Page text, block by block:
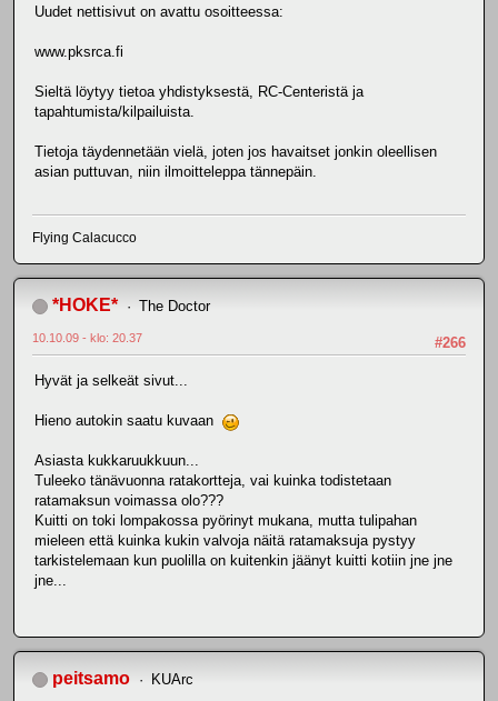
Uudet nettisivut on avattu osoitteessa:
www.pksrca.fi
Sieltä löytyy tietoa yhdistyksestä, RC-Centeristä ja
tapahtumista/kilpailuista.
Tietoja täydennetään vielä, joten jos havaitset jonkin oleellisen
asian puttuvan, niin ilmoitteleppa tännepäin.
Flying Calacucco
*HOKE* The Doctor
#266
10.10.09 - klo: 20.37
Hyvät ja selkeät sivut...
Hieno autokin saatu kuvaan
Asiasta kukkaruukkuun...
Tuleeko tänävuonna ratakortteja, vai kuinka todistetaan
ratamaksun voimassa olo???
Kuitti on toki lompakossa pyörinyt mukana, mutta tulipahan
mieleen että kuinka kukin valvoja näitä ratamaksuja pystyy
tarkistelemaan kun puolilla on kuitenkin jäänyt kuitti kotiin jne jne
jne...
peitsamo KUArc